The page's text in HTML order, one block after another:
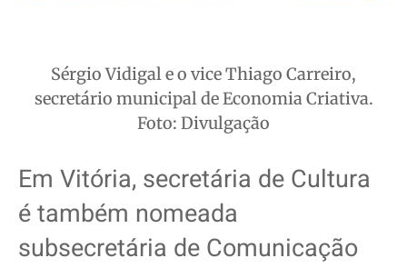
Sérgio Vidigal e o vice Thiago Carreiro,
secretário municipal de Economia Criativa.
Foto: Divulgação
Em Vitória, secretária de Cultura
é também nomeada
subsecretária de Comunicação